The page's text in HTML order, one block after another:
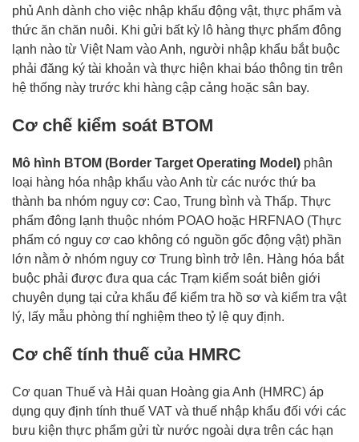
phủ Anh dành cho việc nhập khẩu động vật, thực phẩm và
thức ăn chăn nuôi. Khi gửi bất kỳ lô hàng thực phẩm đông
lạnh nào từ Việt Nam vào Anh, người nhập khẩu bắt buộc
phải đăng ký tài khoản và thực hiện khai báo thông tin trên
hệ thống này trước khi hàng cập cảng hoặc sân bay.
Cơ chế kiểm soát BTOM
Mô hình BTOM (Border Target Operating Model) phân
loại hàng hóa nhập khẩu vào Anh từ các nước thứ ba
thành ba nhóm nguy cơ: Cao, Trung bình và Thấp. Thực
phẩm đông lạnh thuộc nhóm POAO hoặc HRFNAO (Thực
phẩm có nguy cơ cao không có nguồn gốc động vật) phần
lớn nằm ở nhóm nguy cơ Trung bình trở lên. Hàng hóa bắt
buộc phải được đưa qua các Trạm kiểm soát biên giới
chuyên dụng tại cửa khẩu để kiểm tra hồ sơ và kiểm tra vật
lý, lấy mẫu phòng thí nghiệm theo tỷ lệ quy định.
Cơ chế tính thuế của HMRC
Cơ quan Thuế và Hải quan Hoàng gia Anh (HMRC) áp
dụng quy định tính thuế VAT và thuế nhập khẩu đối với các
bưu kiện thực phẩm gửi từ nước ngoài dựa trên các hạn